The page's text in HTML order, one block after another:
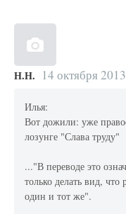
Н.Н. 14 октября
Илья:
Вот дожили: уже
лозунге "Слава труду"
..."В переводе это
только делать вид, что
один и тот же".